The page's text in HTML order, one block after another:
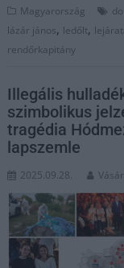
Magyarország
lázár jános, ledőlt,
rendőrkapitány
Illegális
szimbolikus
tragédia
lapszemle
2025.09.28.